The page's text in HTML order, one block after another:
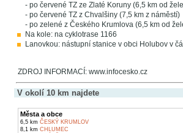
- po červené TZ ze Zlaté Koruny (6,5 km od
- po červené TZ z Chvalšiny (7,5 km z náměstí)
- po zelené z Českého Krumlova (6,5 km od
Na kole: na cyklotrase 1166
Lanovkou: nástupní stanice v obci Holubov v
ZDROJ INFORMACÍ: www.infocesko.cz
V okolí 10 km najdete
Města a obce
6,5 km ČESKÝ KRUMLOV
8,1 km CHLUMEC